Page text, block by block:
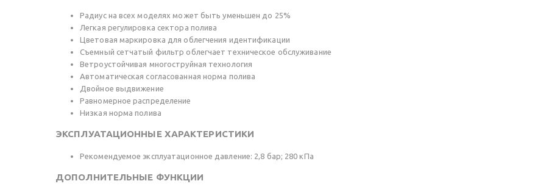
Радиус на всех моделях может быть уменьшен до 25%
Легкая регулировка сектора полива
Цветовая маркировка для облегчения идентификации
Съемный сетчатый фильтр облегчает техническое обслуживание
Ветроустойчивая многоструйная технология
Автоматическая согласованная норма полива
Двойное выдвижение
Равномерное распределение
Низкая норма полива
ЭКСПЛУАТАЦИОННЫЕ ХАРАКТЕРИСТИКИ
Рекомендуемое эксплуатационное давление: 2,8 бар; 280 кПа
ДОПОЛНИТЕЛЬНЫЕ ФУНКЦИИ